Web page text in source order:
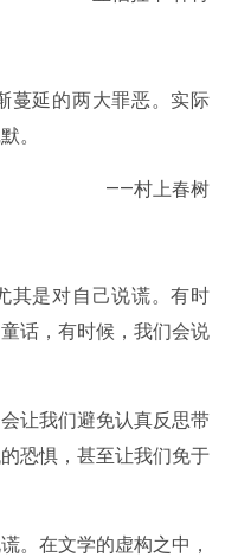
蔓延的两大罪恶。实际
。
——村上春树
其是对自己说谎。有时
话，有时候，我们会说
让我们避免认真反思带
恐惧，甚至让我们免于
。在文学的虚构之中，